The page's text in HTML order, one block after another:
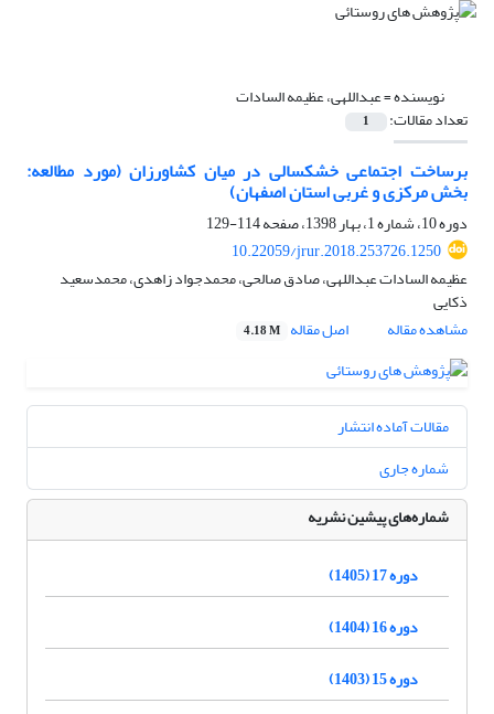
نویسنده =عبداللهی، عظیمه السادات
تعداد مقالات: 1
برساخت اجتماعی خشکسالی در میان کشاورزان (مورد مطالعه:
بخش مرکزی و غربی استان اصفهان)
دوره 10، شماره 1، بهار 1398، صفحه
114-129
10.22059/jrur.2018.253726.1250
عظیمه السادات عبداللهی، صادق صالحی، محمدجواد زاهدی، محمدسعید
ذکایی
مشاهده مقاله
اصل مقاله 4.18 M
مقالات آماده انتشار
شماره جاری
شماره‌های پیشین نشریه
دوره 17 (1405)
دوره 16 (1404)
دوره 15 (1403)